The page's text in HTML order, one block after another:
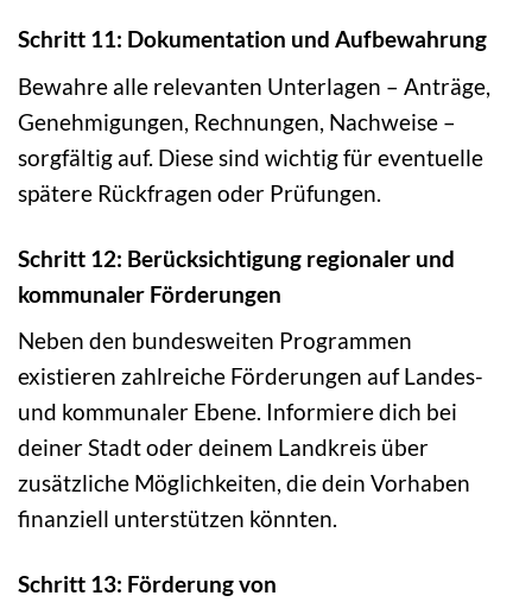
Schritt 11: Dokumentation und Aufbewahrung
Bewahre alle relevanten Unterlagen – Anträge,
Genehmigungen, Rechnungen, Nachweise –
sorgfältig auf. Diese sind wichtig für eventuelle
spätere Rückfragen oder Prüfungen.
Schritt 12: Berücksichtigung regionaler und
kommunaler Förderungen
Neben den bundesweiten Programmen
existieren zahlreiche Förderungen auf Landes-
und kommunaler Ebene. Informiere dich bei
deiner Stadt oder deinem Landkreis über
zusätzliche Möglichkeiten, die dein Vorhaben
finanziell unterstützen könnten.
Schritt 13: Förderung von